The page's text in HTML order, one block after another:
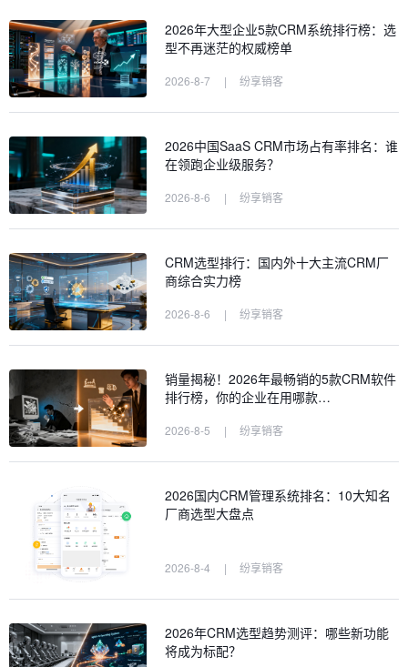
2026年大型企业5款CRM系统排行榜：选
型不再迷茫的权威榜单
2026-8-7 | 纷享销客
2026中国SaaS CRM市场占有率排名：谁
在领跑企业级服务？
2026-8-6 | 纷享销客
CRM选型排行：国内外十大主流CRM厂
商综合实力榜
2026-8-6 | 纷享销客
销量揭秘！2026年最畅销的5款CRM软件
排行榜，你的企业在用哪款…
2026-8-5 | 纷享销客
2026国内CRM管理系统排名：10大知名
厂商选型大盘点
2026-8-4 | 纷享销客
2026年CRM选型趋势测评：哪些新功能
将成为标配？